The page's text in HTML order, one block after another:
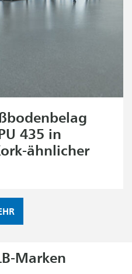
435 in
ähnlicher
Marken